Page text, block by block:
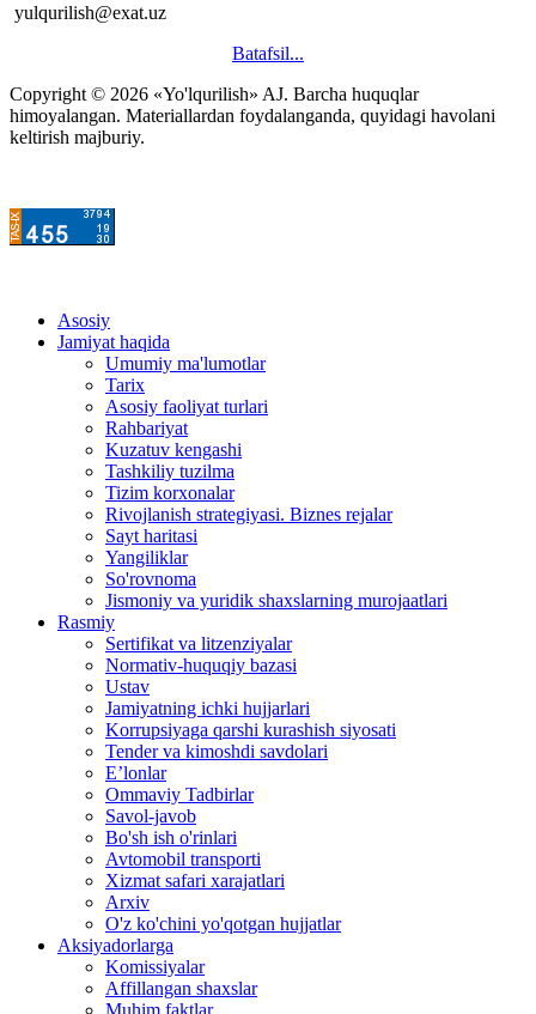
yulqurilish@exat.uz
Batafsil...
Copyright © 2026 «Yo'lqurilish» AJ. Barcha huquqlar
himoyalangan. Materiallardan foydalanganda, quyidagi havolani
keltirish majburiy.
Asosiy
Jamiyat haqida
Umumiy ma'lumotlar
Tarix
Asosiy faoliyat turlari
Rahbariyat
Kuzatuv kengashi
Tashkiliy tuzilma
Tizim korxonalar
Rivojlanish strategiyasi. Biznes rejalar
Sayt haritasi
Yangiliklar
So'rovnoma
Jismoniy va yuridik shaxslarning murojaatlari
Rasmiy
Sertifikat va litzenziyalar
Normativ-huquqiy bazasi
Ustav
Jamiyatning ichki hujjarlari
Korrupsiyaga qarshi kurashish siyosati
Tender va kimoshdi savdolari
E’lonlar
Ommaviy Tadbirlar
Savol-javob
Bo'sh ish o'rinlari
Avtomobil transporti
Xizmat safari xarajatlari
Arxiv
O'z ko'chini yo'qotgan hujjatlar
Aksiyadorlarga
Komissiyalar
Affillangan shaxslar